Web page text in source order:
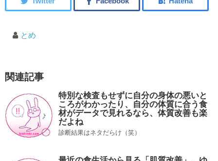
とめ
関連記事
特別な検査もせずに自分の身体の悪いと
ころがわかったり、自分の体質に合う食
材がデータで見れるなら、体質改善も楽
だよね
診断結果はネタだらけ（笑）